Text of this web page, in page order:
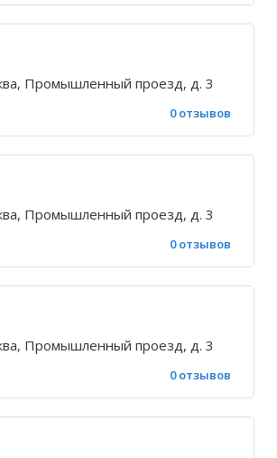
Промышленный проезд, д. 3
0 отзывов
Промышленный проезд, д. 3
0 отзывов
Промышленный проезд, д. 3
0 отзывов